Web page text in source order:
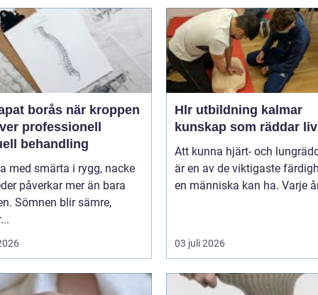
när kroppen
professionell
behandling
med smärta i rygg, nacke
påverkar mer än bara
Sömnen blir sämre,
Hlr utbildning kalmar
kunskap som räddar liv
Att kunna hjärt- och
är en av de viktigaste
en människa kan ha. Varje
03 juli 2026